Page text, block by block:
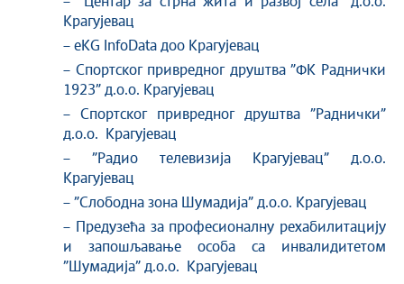
Крагујевац
– eKG InfoData доо Крагујевац
– Спортског привредног друштва ”ФК Раднички
1923” д.о.о. Крагујевац
– Спортског привредног друштва ”Раднички”
д.о.о. Крагујевац
– ”Радио телевизија Крагујевац” д.о.о.
Крагујевац
– ”Слободна зона Шумадија” д.о.о. Крагујевац
– Предузећа за професионалну рехабилитацију
и запошљавање особа са инвалидитетом
”Шумадија” д.о.о. Крагујевац